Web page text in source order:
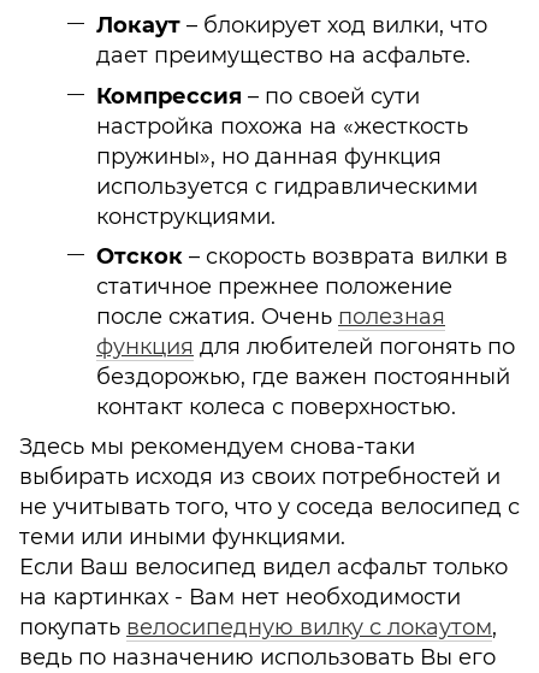
Локаут – блокирует ход вилки, что
дает преимущество на асфальте.
Компрессия – по своей сути
настройка похожа на «жесткость
пружины», но данная функция
используется с гидравлическими
конструкциями.
Отскок – скорость возврата вилки в
статичное прежнее положение
после сжатия. Очень полезная
функция для любителей погонять по
бездорожью, где важен постоянный
контакт колеса с поверхностью.
Здесь мы рекомендуем снова-таки
выбирать исходя из своих потребностей и
не учитывать того, что у соседа велосипед с
теми или иными функциями.
Если Ваш велосипед видел асфальт только
на картинках - Вам нет необходимости
покупать велосипедную вилку с локаутом,
ведь по назначению использовать Вы его